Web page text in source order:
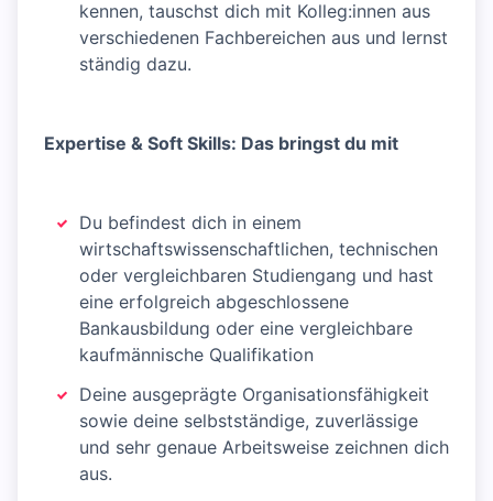
kennen, tauschst dich mit Kolleg:innen aus
verschiedenen Fachbereichen aus und lernst
ständig dazu.
Expertise & Soft Skills: Das bringst du mit
Du befindest dich in einem
wirtschaftswissenschaftlichen, technischen
oder vergleichbaren Studiengang und hast
eine erfolgreich abgeschlossene
Bankausbildung oder eine vergleichbare
kaufmännische Qualifikation
Deine ausgeprägte Organisationsfähigkeit
sowie deine selbstständige, zuverlässige
und sehr genaue Arbeitsweise zeichnen dich
aus.